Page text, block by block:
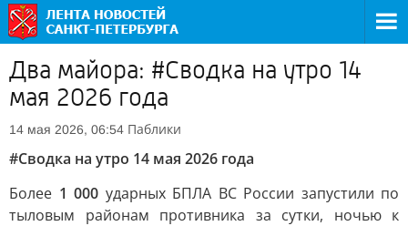
Два майора: #Сводка на утро 14
мая 2026 года
14 мая 2026, 06:54 Паблики
#Сводка на утро 14 мая 2026 года
Более 1 000 ударных БПЛА ВС России запустили по
тыловым районам противника за сутки, ночью к